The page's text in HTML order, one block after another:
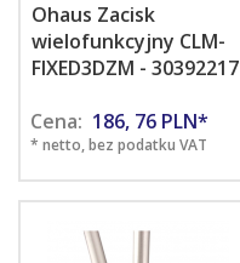
Ohaus Zacisk
wielofunkcyjny CLM-
FIXED3DZM - 30392217
Cena: 186, 76 PLN*
* netto, bez podatku VAT